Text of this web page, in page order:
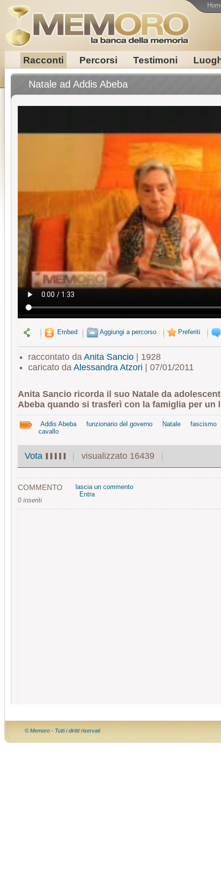
Racconti Percorsi Testimoni
Natale ad Addis Abeba
Embed Aggiungi a percorso Preferiti
raccontato da Anita Sancio| 1928
caricato da Alessandra Atzori | 07/01/2011
Anita Sancio ricorda il suo Natale da
Abeba quando si trasferì con la famiglia per un
Addis Abeba funzionario del governo Natale
fascismo
cavallo
Vota visualizzato 16439
COMMENTO
0 inseriti
lascia un commento
Entra
© Memoro - Tutti i diritti riservati